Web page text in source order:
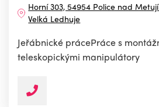
Horní 303, 54954 Police nad
Velká Ledhuje
Jeřábnické prácePráce s
teleskopickými manipulátory